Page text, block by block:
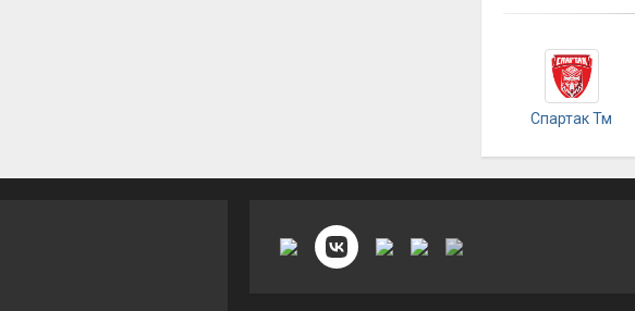
Спартак Тм